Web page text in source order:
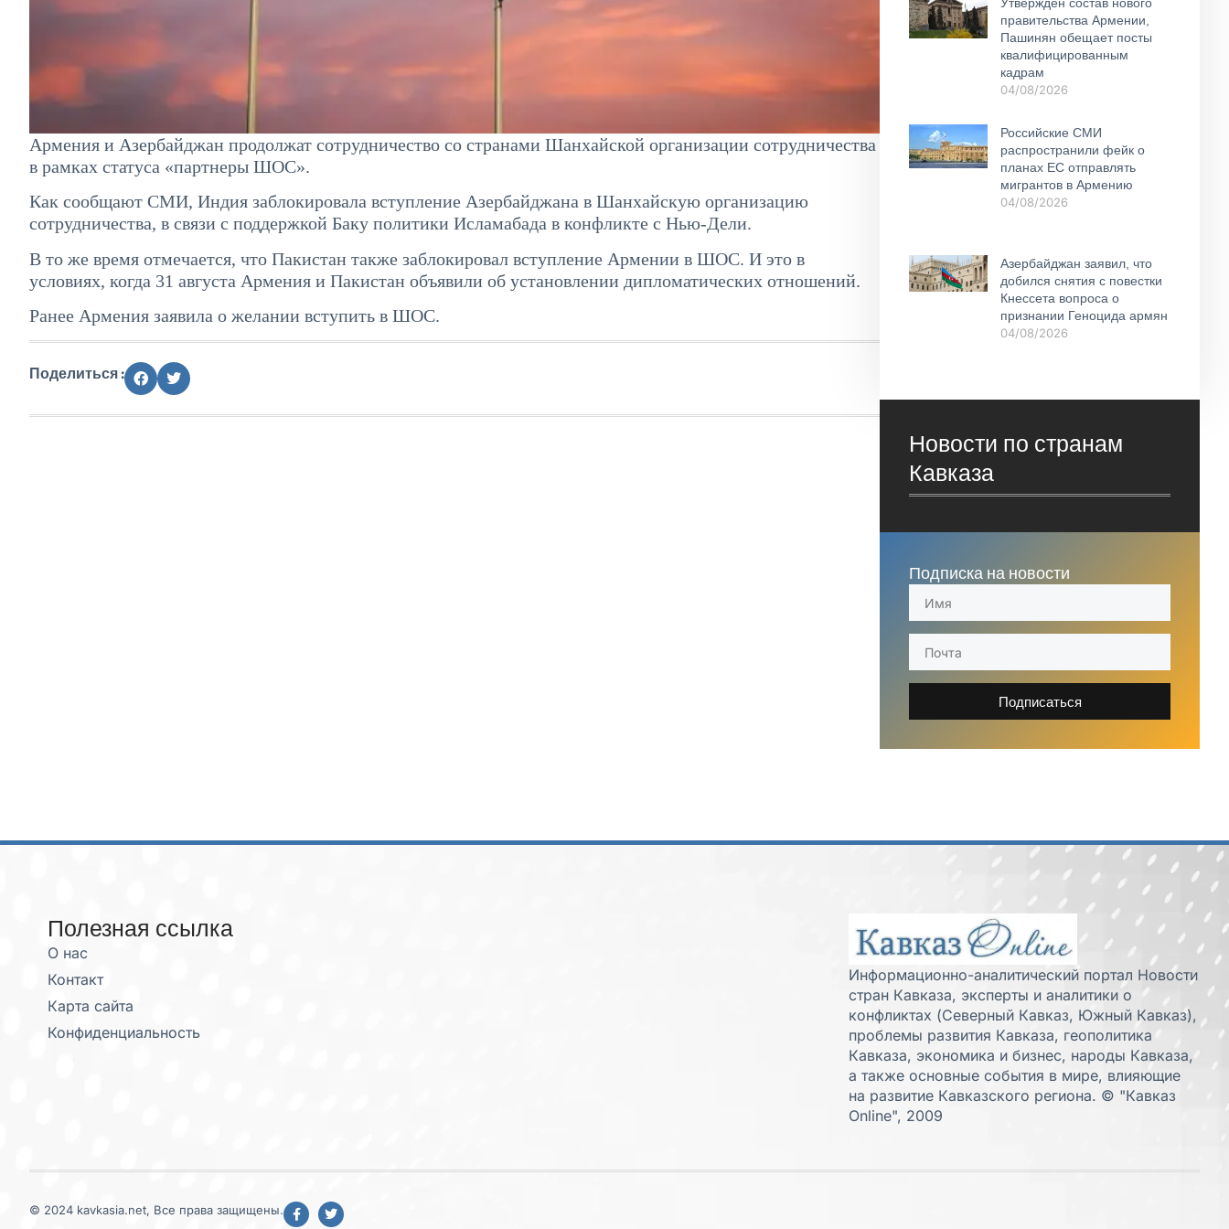
Армения и Азербайджан продолжат сотрудничество со странами Шанхайской организации сотрудничества
в рамках статуса «партнеры ШОС».
Как сообщают СМИ, Индия заблокировала вступление Азербайджана в Шанхайскую организацию
сотрудничества, в связи с поддержкой Баку политики Исламабада в конфликте с Нью-Дели.
В то же время отмечается, что Пакистан также заблокировал вступление Армении в ШОС. И это в
условиях, когда 31 августа Армения и Пакистан объявили об установлении дипломатических отношений.
Ранее Армения заявила о желании вступить в ШОС.
Поделиться :
правительства Армении,
Пашинян обещает посты
квалифицированным
кадрам
04/08/2026
Российские СМИ
распространили фейк о
планах ЕС отправлять
мигрантов в Армению
04/08/2026
Азербайджан заявил, что
добился снятия с повестки
Кнессета вопроса о
признании Геноцида армян
04/08/2026
Новости по странам
Кавказа
Подписка на новости
Подписаться
Полезная ссылка
О нас
Контакт
Карта сайта
Конфиденциальность
Информационно-аналитический портал Новости
стран Кавказа, эксперты и аналитики о
конфликтах (Северный Кавказ, Южный Кавказ),
проблемы развития Кавказа, геополитика
Кавказа, экономика и бизнес, народы Кавказа,
а также основные события в мире, влияющие
на развитие Кавказского региона. © "Кавказ
Online", 2009
© 2024 kavkasia.net, Все права защищены.